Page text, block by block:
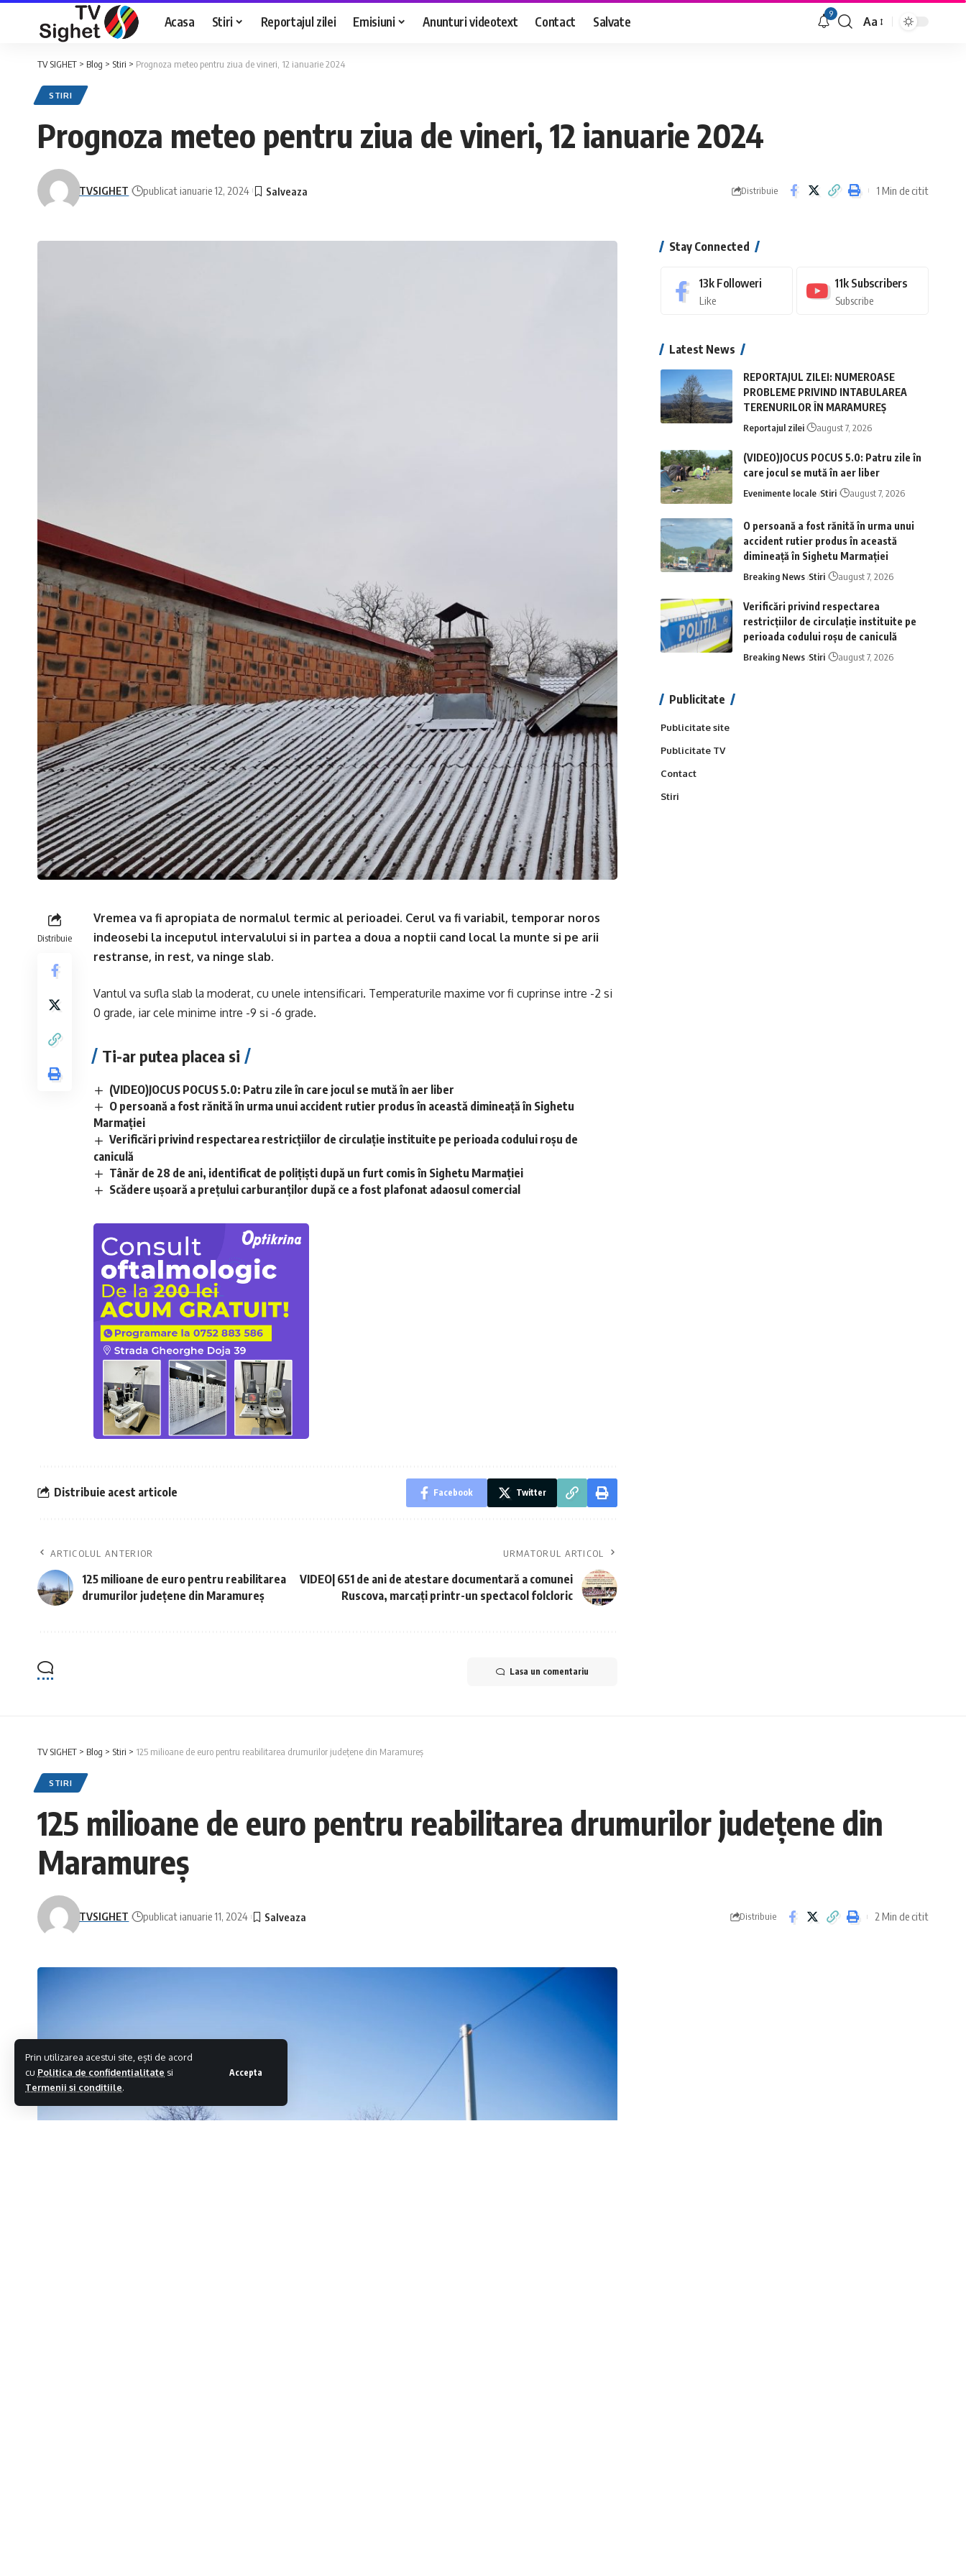
Prin utilizarea acestui site, ești de acord
cu Politica de confidentialitate si
Termenii si conditiile.
Accepta
Acasa Stiri Reportajul zilei Emisiuni Anunturi videotext Contact Salvate 9
Font
Aa
TV SIGHET > Blog > Stiri > Prognoza meteo pentru ziua de vineri, 12 ianuarie 2024
STIRI
Prognoza meteo pentru ziua de vineri, 12 ianuarie 2024
TVSIGHET publicat ianuarie 12, 2024 Distribuie 1 Min de citit
Distribuie
Vremea va fi apropiata de normalul termic al perioadei. Cerul va fi variabil, temporar noros
indeosebi la inceputul intervalului si in partea a doua a noptii cand local la munte si pe arii
restranse, in rest, va ninge slab.
Vantul va sufla slab la moderat, cu unele intensificari. Temperaturile maxime vor fi cuprinse intre -2 si
0 grade, iar cele minime intre -9 si -6 grade.
Ti-ar putea placea si
(VIDEO)JOCUS POCUS 5.0: Patru zile în care jocul se mută în aer liber
O persoană a fost rănită în urma unui accident rutier produs în această dimineață în Sighetu
Marmației
Verificări privind respectarea restricțiilor de circulație instituite pe perioada codului roșu de
caniculă
Tânăr de 28 de ani, identificat de polițiști după un furt comis în Sighetu Marmației
Scădere ușoară a prețului carburanților după ce a fost plafonat adaosul comercial
Distribuie acest articole Facebook Twitter
ARTICOLUL ANTERIOR
125 milioane de euro pentru reabilitarea
drumurilor județene din Maramureș
URMATORUL ARTICOL
VIDEO| 651 de ani de atestare documentară a comunei
Ruscova, marcaţi printr-un spectacol folcloric
Lasa un comentariu
Stay Connected
13k Followeri
Like
11k Subscribers
Subscribe
Latest News
REPORTAJUL ZILEI: NUMEROASE
PROBLEME PRIVIND INTABULAREA
TERENURILOR ÎN MARAMUREȘ
Reportajul zilei august 7, 2026
(VIDEO)JOCUS POCUS 5.0: Patru zile în
care jocul se mută în aer liber
Evenimente locale Stiri august 7, 2026
O persoană a fost rănită în urma unui
accident rutier produs în această
dimineață în Sighetu Marmației
Breaking News Stiri august 7, 2026
Verificări privind respectarea
restricțiilor de circulație instituite pe
perioada codului roșu de caniculă
Breaking News Stiri august 7, 2026
Publicitate
Publicitate site
Publicitate TV
Contact
Stiri
TV SIGHET > Blog > Stiri > 125 milioane de euro pentru reabilitarea drumurilor județene din Maramureș
STIRI
125 milioane de euro pentru reabilitarea drumurilor județene din
Maramureș
TVSIGHET publicat ianuarie 11, 2024 Distribuie 2 Min de citit